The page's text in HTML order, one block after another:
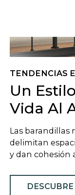
TENDENCIAS
Un
Vida Al
Las barandillas
delimitan
y dan cohesión